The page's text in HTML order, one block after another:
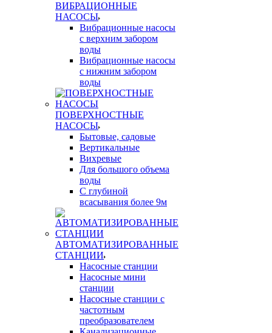
ВИБРАЦИОННЫЕ
НАСОСЫ
Вибрационные насосы
с верхним забором
воды
Вибрационные насосы
с нижним забором
воды
ПОВЕРХНОСТНЫЕ
НАСОСЫ
Бытовые, садовые
Вертикальные
Вихревые
Для большого объема
воды
С глубиной
всасывания более 9м
АВТОМАТИЗИРОВАННЫЕ
СТАНЦИИ
Насосные станции
Насосные мини
станции
Насосные станции с
частотным
преобразователем